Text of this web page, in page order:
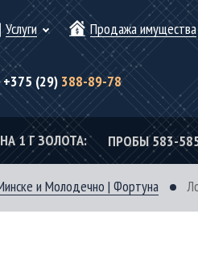
Услуги Продажа имущества
+375 (29) 388-89-78
1 Г ЗОЛОТА: ПРОБЫ 583-
и Молодечно | Фортуна